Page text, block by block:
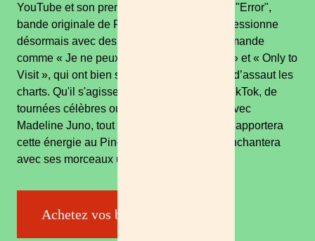
YouTube et son premier album avec le tube "Error",
bande originale de Fack ju Göhte. Elle impressionne
désormais avec des albums en langue allemande
comme « Je ne peux pas l’expliquer mieux » et « Only to
Visit », qui ont bien sûr immédiatement pris d’assaut les
charts. Qu'il s'agisse de succès viraux sur TikTok, de
tournées célèbres ou de ballades intimes, avec
Madeline Juno, tout reste réel. En 2025 elle apportera
cette énergie au Pinot et au Rock et nous enchantera
avec ses morceaux uniques !
Achetez vos billets